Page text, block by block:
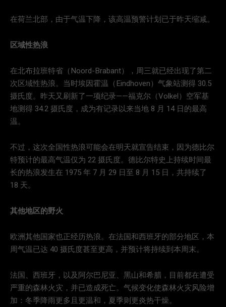
在荷兰北部，由于气温下降，该高温预警计划已于昨天缩减。
区域性热浪
在北布拉班特省（Noord-Brabant），周三就已经出现了第二
次区域性热浪。当时埃因霍温（Eindhoven）气象站测得 30.5
摄氏度。昨天又刷新了一项纪录——福克尔（Volkel）空军基
地测得 34.2 摄氏度，成为有记录以来当地 8 月 14 日的最高
温。
不过，这次全国性热浪可能会在明天就宣告结束，因为德比尔
特预计的最高气温仅为 22 摄氏度。德比尔特史上持续时间最
长的热浪发生在 1975 年 7 月 29 日至 8 月 15 日，共持续了
18 天。
其他地区的野火
欧洲其他国家也正经历热浪。在法国和西班牙的部分地区，本
周气温已达 40 摄氏度甚至更高，并预计将持续到本周末。
法国、西班牙，以及阿尔巴尼亚、黑山和希腊，目前都在遭受
严重的森林火灾，并已造成死亡。气候变化使森林火灾风险增
加：冬季降雨更多且更温和，夏季则更炎热干燥。